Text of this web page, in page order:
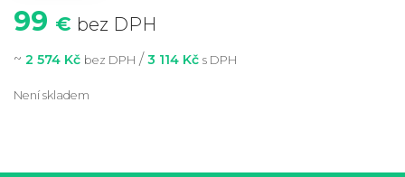
99 € bez DPH
~ 2 574 Kč bez DPH / 3 114 Kč s DPH
Není skladem